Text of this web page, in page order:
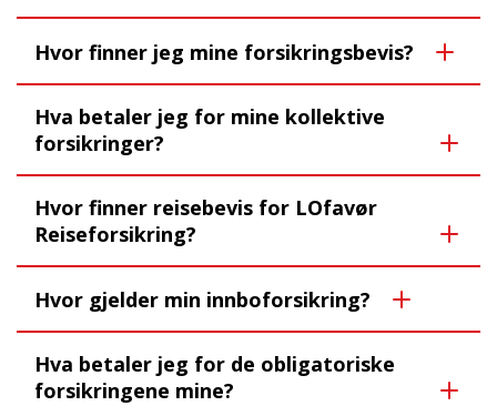
Hvor finner jeg mine forsikringsbevis?
Hva betaler jeg for mine kollektive
forsikringer?
Hvor finner reisebevis for LOfavør
Reiseforsikring?
Hvor gjelder min innboforsikring?
Hva betaler jeg for de obligatoriske
forsikringene mine?